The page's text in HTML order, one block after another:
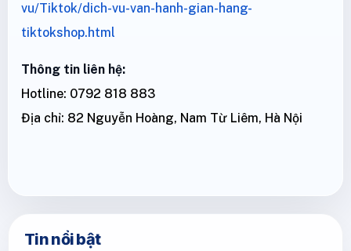
vu/Tiktok/dich-vu-van-hanh-gian-hang-
tiktokshop.html
Thông tin liên hệ:
Hotline: 0792 818 883
Địa chỉ: 82 Nguyễn Hoàng, Nam Từ Liêm, Hà Nội
Tin nổi bật